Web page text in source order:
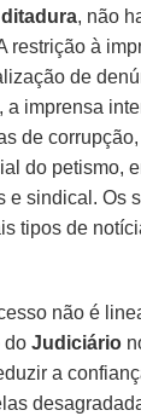
ditadura, não
restrição à
de
, a imprensa
de
do petismo,
e sindical. Os
tipos de
não é
doJudiciário
a